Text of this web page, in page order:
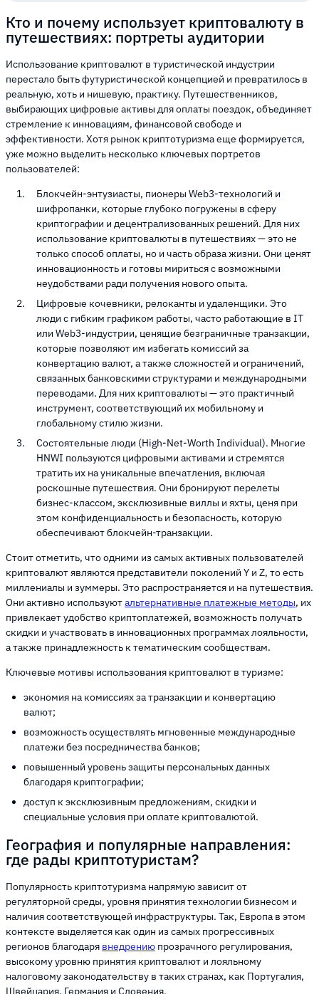
Кто и почему использует криптовалюту в
путешествиях: портреты аудитории
Использование криптовалют в туристической индустрии
перестало быть футуристической концепцией и превратилось в
реальную, хоть и нишевую, практику. Путешественников,
выбирающих цифровые активы для оплаты поездок, объединяет
стремление к инновациям, финансовой свободе и
эффективности. Хотя рынок криптотуризма еще формируется,
уже можно выделить несколько ключевых портретов
пользователей:
Блокчейн-энтузиасты, пионеры Web3-технологий и
шифропанки, которые глубоко погружены в сферу
криптографии и децентрализованных решений. Для них
использование криптовалюты в путешествиях — это не
только способ оплаты, но и часть образа жизни. Они ценят
инновационность и готовы мириться с возможными
неудобствами ради получения нового опыта.
Цифровые кочевники, релоканты и удаленщики. Это
люди с гибким графиком работы, часто работающие в IT
или Web3-индустрии, ценящие безграничные транзакции,
которые позволяют им избегать комиссий за
конвертацию валют, а также сложностей и ограничений,
связанных банковскими структурами и международными
переводами. Для них криптовалюты — это практичный
инструмент, соответствующий их мобильному и
глобальному стилю жизни.
Состоятельные люди (High-Net-Worth Individual). Многие
HNWI пользуются цифровыми активами и стремятся
тратить их на уникальные впечатления, включая
роскошные путешествия. Они бронируют перелеты
бизнес-классом, эксклюзивные виллы и яхты, ценя при
этом конфиденциальность и безопасность, которую
обеспечивают блокчейн-транзакции.
Стоит отметить, что одними из самых активных пользователей
криптовалют являются представители поколений Y и Z, то есть
миллениалы и зуммеры. Это распространяется и на путешествия.
Они активно используютальтернативные платежные методы, их
привлекает удобство криптоплатежей, возможность получать
скидки и участвовать в инновационных программах лояльности,
а также принадлежность к тематическим сообществам.
Ключевые мотивы использования криптовалют в туризме:
экономия на комиссиях за транзакции и конвертацию
валют;
возможность осуществлять мгновенные международные
платежи без посредничества банков;
повышенный уровень защиты персональных данных
благодаря криптографии;
доступ к эксклюзивным предложениям, скидки и
специальные условия при оплате криптовалютой.
География и популярные направления:
где рады криптотуристам?
Популярность криптотуризма напрямую зависит от
регуляторной среды, уровня принятия технологии бизнесом и
наличия соответствующей инфраструктуры. Так, Европа в этом
контексте выделяется как один из самых прогрессивных
регионов благодаря внедрению прозрачного регулирования,
высокому уровню принятия криптовалют и лояльному
налоговому законодательству в таких странах, как Португалия,
Швейцария, Германия и Словения.